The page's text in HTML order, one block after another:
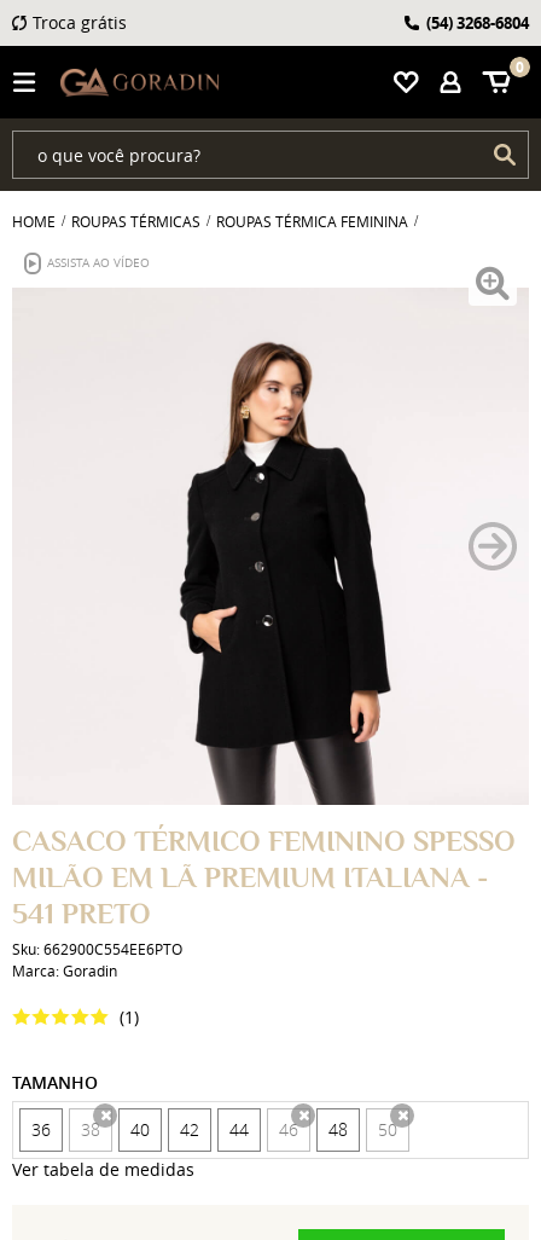
0
Troca grátis (54)3268-6804
HOME ROUPAS TÉRMICAS ROUPAS TÉRMICA FEMININA
CASACO TÉRMICO FEMININO SPESSO
MILÃO EM LÃ PREMIUM ITALIANA -
541 PRETO
Sku:662900C554EE6PTO
Marca:Goradin
(1)
ASSISTA AO VÍDEO
TAMANHO
36 38
x 40 42 44 46
x 48 50
x
Ver tabela de medidas